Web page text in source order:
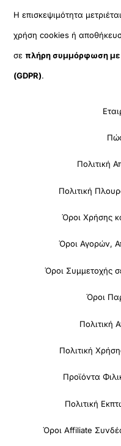
Η επισκεψιμότητα
χρήση cookies ή
σεπλήρη συμμόρφωση με
(GDPR).
Πολιτική
Πολιτική
Όροι Χρήσης
Όροι Αγορών,
Όροι Συμμετοχής
Όροι
Πολιτική
Πολιτική
Προϊόντα
Πολιτική
Όροι Affiliate